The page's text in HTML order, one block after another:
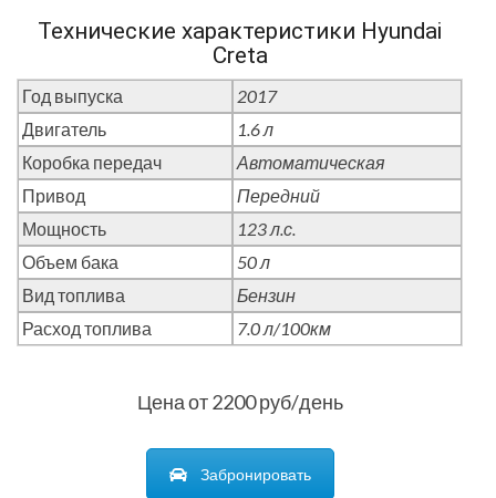
Технические характеристики Hyundai
Creta
Год выпуска
2017
Двигатель
1.6 л
Коробка передач
Автоматическая
Привод
Передний
Мощность
123 л.с.
Объем бака
50 л
Вид топлива
Бензин
Расход топлива
7.0 л/100км
Цена от 2200 руб/день
Забронировать